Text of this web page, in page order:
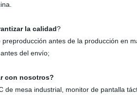
la calidad?
antes de la producción en
del envío;
con nosotros?
de mesa industrial, monitor de pantalla